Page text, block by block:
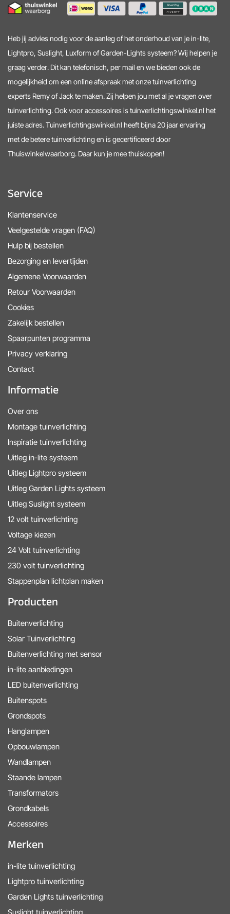
Heb jij advies nodig voor de aanleg of het onderhoud van je in-lite,
Lightpro, Suslight, Luxform of Garden-Lights systeem? Wij helpen je
graag verder. Dit kan telefonisch, per mail en we bieden ook de
mogelijkheid om een online afspraak met onze tuinverlichting
experts Remy of Jack te maken. Zij helpen jou met al je vragen over
tuinverlichting. Ook voor accessoires is tuinverlichtingswinkel.nl het
juiste adres. Tuinverlichtingswinkel.nl heeft bijna 20 jaar ervaring
met de betere tuinverlichting en is gecertificeerd door
Thuiswinkelwaarborg. Daar kun je mee thuiskopen!
Service
Klantenservice
Veelgestelde vragen (FAQ)
Hulp bij bestellen
Bezorging en levertijden
Algemene Voorwaarden
Retour Voorwaarden
Cookies
Zakelijk bestellen
Spaarpunten programma
Privacy verklaring
Contact
Informatie
Over ons
Montage tuinverlichting
Inspiratie tuinverlichting
Uitleg in-lite systeem
Uitleg Lightpro systeem
Uitleg Garden Lights systeem
Uitleg Suslight systeem
12 volt tuinverlichting
Voltage kiezen
24 Volt tuinverlichting
230 volt tuinverlichting
Stappenplan lichtplan maken
Producten
Buitenverlichting
Solar Tuinverlichting
Buitenverlichting met sensor
in-lite aanbiedingen
LED buitenverlichting
Buitenspots
Grondspots
Hanglampen
Opbouwlampen
Wandlampen
Staande lampen
Transformators
Grondkabels
Accessoires
Merken
in-lite tuinverlichting
Lightpro tuinverlichting
Garden Lights tuinverlichting